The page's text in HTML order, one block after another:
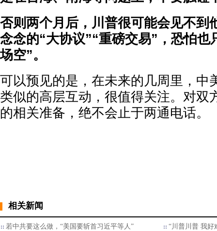
否则两个月后，川普很可能会见不到
念念的“大协议”“重磅交易”，恐怕也
场空”。
可以预见的是，在未来的几周里，中
类似的高层互动，很值得关注。对双
的相关准备，绝不会止于两通电话。
相关新闻
若中共要这么做，“美国要斩首习近平等人”
“川普川普 我好